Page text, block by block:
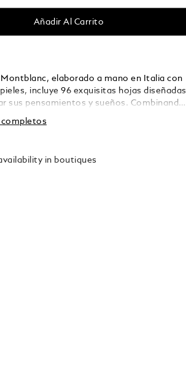
Añadir Al Carrito
Montblanc, elaborado a mano en Italia con
incluye 96 exquisitas hojas diseñadas
sus pensamientos y sueños. Combinando
este cuaderno de tamaño
dejarlo en su escritorio o llevarlo en su
en Italia. Dimensiones
completos
in boutiques